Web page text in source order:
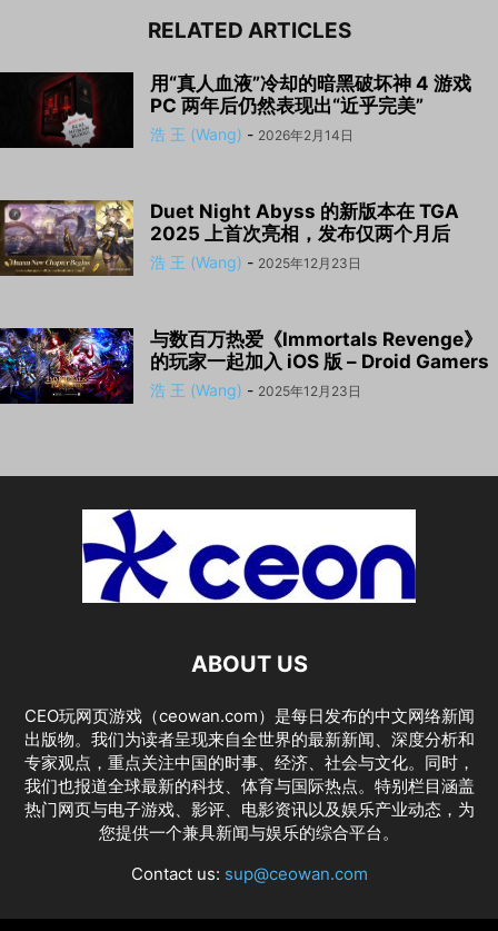
RELATED ARTICLES
用“真人血液”冷却的暗黑破坏神 4 游戏
PC 两年后仍然表现出“近乎完美”
浩 王 (Wang) - 2026年2月14日
Duet Night Abyss 的新版本在 TGA
2025 上首次亮相，发布仅两个月后
浩 王 (Wang) - 2025年12月23日
与数百万热爱《Immortals Revenge》
的玩家一起加入 iOS 版 – Droid Gamers
浩 王 (Wang) - 2025年12月23日
ABOUT US
CEO玩网页游戏（ceowan.com）是每日发布的中文网络新闻
出版物。我们为读者呈现来自全世界的最新新闻、深度分析和
专家观点，重点关注中国的时事、经济、社会与文化。同时，
我们也报道全球最新的科技、体育与国际热点。特别栏目涵盖
热门网页与电子游戏、影评、电影资讯以及娱乐产业动态，为
您提供一个兼具新闻与娱乐的综合平台。
Contact us: sup@ceowan.com